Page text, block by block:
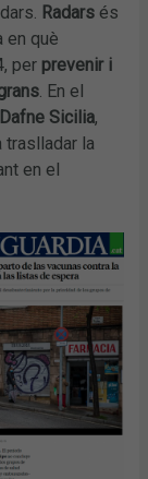
Radars és
en què
per prevenir i
. En el
Dafne Sicilia,
traslladar la
en el